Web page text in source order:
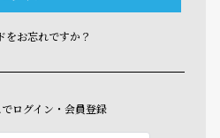
をお忘れですか？
ログイン・会員登録